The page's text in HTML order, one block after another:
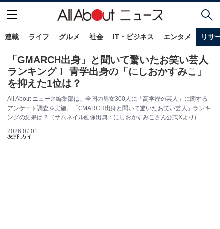
連載 ライフ グルメ 社会 IT・ビジネス エンタメ リサ
「GMARCH出身」と聞いて驚いたお笑い芸人
ランキング！ 青学出身の「にしおかすみこ」
を抑えた1位は？
All About ニュース編集部は、全国の男女300人に「高学歴の芸人」に関する
アンケート調査を実施。「GMARCH出身と聞いて驚いたお笑い芸人」ランキ
ングの結果は？（サムネイル画像出典：にしおかすみこさん公式Xより）
2026.07.01
友野 カイ